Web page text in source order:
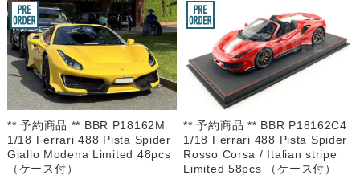
** 予約商品 ** BBR P18162M
1/18 Ferrari 488 Pista Spider
Giallo Modena Limited 48pcs
（ケース付）
** 予約商品 ** BBR P18162C4
1/18 Ferrari 488 Pista Spider
Rosso Corsa / Italian stripe
Limited 58pcs （ケース付）